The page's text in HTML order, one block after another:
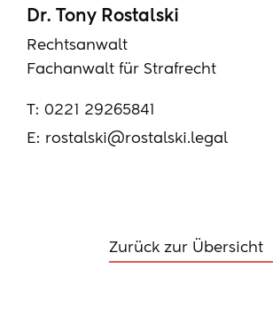
Dr. Tony Rostalski
Rechtsanwalt
Fachanwalt für Strafrecht
T: 0221 29265841
E: rostalski@rostalski.legal
Zurück zur Übersicht